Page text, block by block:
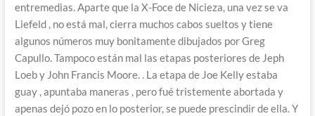
entremedias. Aparte que la X-Foce de Nicieza, una vez se va
Liefeld , no está mal, cierra muchos cabos sueltos y tiene
algunos números muy bonitamente dibujados por Greg
Capullo. Tampoco están mal las etapas posteriores de Jeph
Loeb y John Francis Moore. . La etapa de Joe Kelly estaba
guay , apuntaba maneras , pero fué tristemente abortada y
apenas dejó pozo en lo posterior, se puede prescindir de ella. Y